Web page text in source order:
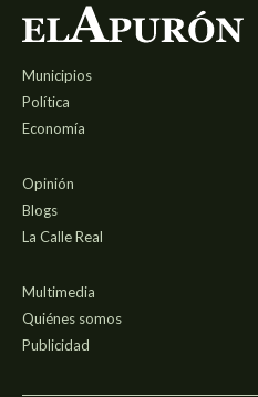
Municipios
Política
Economía
Opinión
Blogs
La Calle Real
Multimedia
Quiénes somos
Publicidad